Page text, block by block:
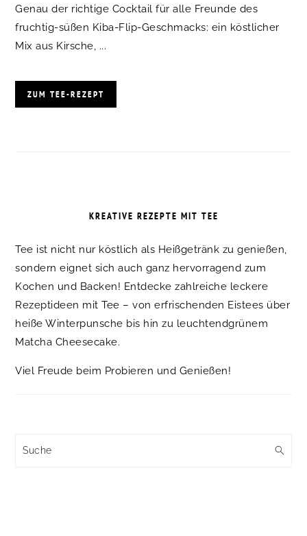
Genau der richtige Cocktail für alle Freunde des
fruchtig-süßen Kiba-Flip-Geschmacks: ein köstlicher
Mix aus Kirsche, ...
ZUM TEE-REZEPT
KREATIVE REZEPTE MIT TEE
Tee ist nicht nur köstlich als Heißgetränk zu genießen,
sondern eignet sich auch ganz hervorragend zum
Kochen und Backen! Entdecke zahlreiche leckere
Rezeptideen mit Tee – von erfrischenden Eistees über
heiße Winterpunsche bis hin zu leuchtendgrünem
Matcha Cheesecake.
Viel Freude beim Probieren und Genießen!
Suche